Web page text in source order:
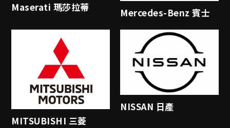
Maserati 瑪莎拉蒂 Mercedes-Benz 賓士
MITSUBISHI 三菱
NISSAN 日產